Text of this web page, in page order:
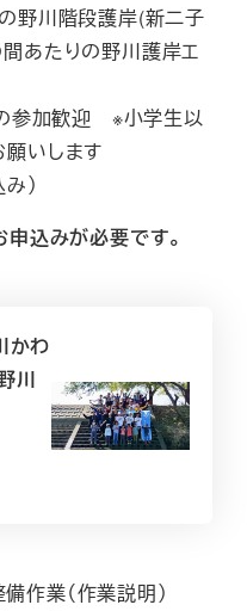
野川階段護岸(新二子
あたりの野川護岸エ
参加歓迎 ※小学生以
いします
）
込みが必要です。
かわ
川
作業（作業説明）